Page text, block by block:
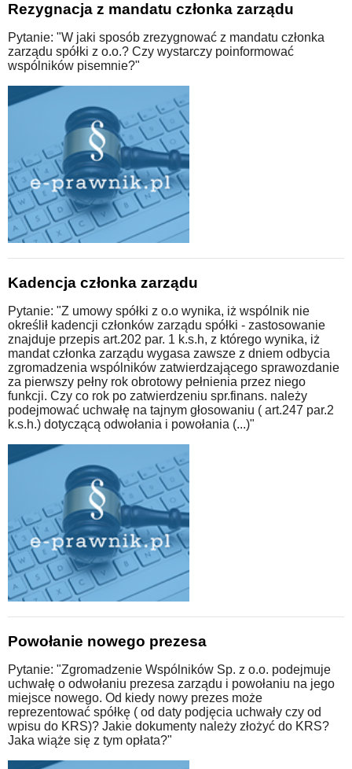
Rezygnacja z mandatu członka zarządu
Pytanie: "W jaki sposób zrezygnować z mandatu członka
zarządu spółki z o.o.? Czy wystarczy poinformować
wspólników pisemnie?"
Kadencja członka zarządu
Pytanie: "Z umowy spółki z o.o wynika, iż wspólnik nie
określił kadencji członków zarządu spółki - zastosowanie
znajduje przepis art.202 par. 1 k.s.h, z którego wynika, iż
mandat członka zarządu wygasa zawsze z dniem odbycia
zgromadzenia wspólników zatwierdzającego sprawozdanie
za pierwszy pełny rok obrotowy pełnienia przez niego
funkcji. Czy co rok po zatwierdzeniu spr.finans. należy
podejmować uchwałę na tajnym głosowaniu ( art.247 par.2
k.s.h.) dotyczącą odwołania i powołania (...)"
Powołanie nowego prezesa
Pytanie: "Zgromadzenie Wspólników Sp. z o.o. podejmuje
uchwałę o odwołaniu prezesa zarządu i powołaniu na jego
miejsce nowego. Od kiedy nowy prezes może
reprezentować spółkę ( od daty podjęcia uchwały czy od
wpisu do KRS)? Jakie dokumenty należy złożyć do KRS?
Jaka wiąże się z tym opłata?"